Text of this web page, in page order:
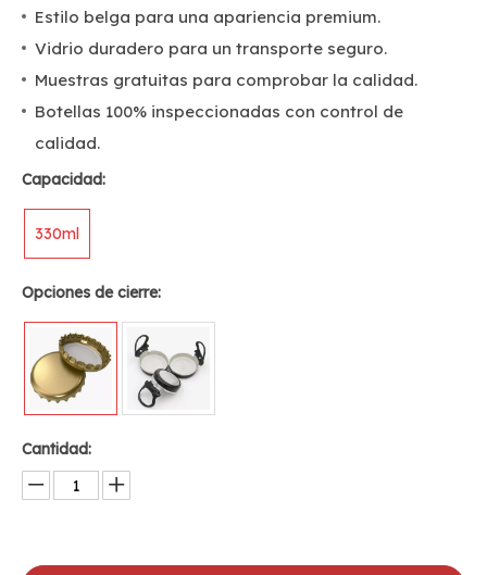
Estilo belga para una apariencia premium.
Vidrio duradero para un transporte seguro.
Muestras gratuitas para comprobar la calidad.
Botellas 100% inspeccionadas con control de
calidad.
Capacidad:
330ml
Opciones de cierre:
Cantidad: